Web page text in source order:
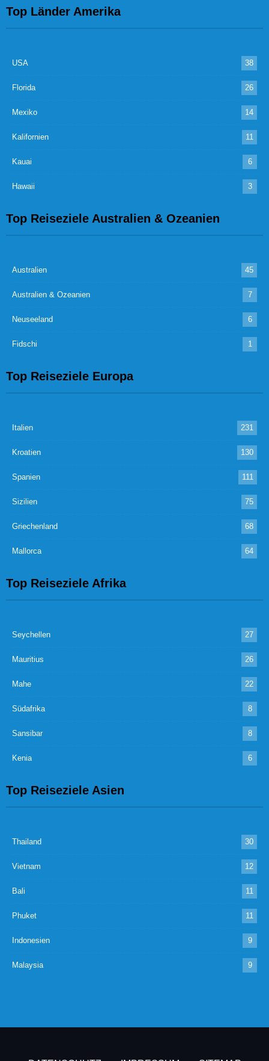
Top Länder Amerika
USA 38
Florida 26
Mexiko 14
Kalifornien 11
Kauai 6
Hawaii 3
Top Reiseziele Australien & Ozeanien
Australien 45
Australien & Ozeanien 7
Neuseeland 6
Fidschi 1
Top Reiseziele Europa
Italien 231
Kroatien 130
Spanien 111
Sizilien 75
Griechenland 68
Mallorca 64
Top Reiseziele Afrika
Seychellen 27
Mauritius 26
Mahe 22
Südafrika 8
Sansibar 8
Kenia 6
Top Reiseziele Asien
Thailand 30
Vietnam 12
Bali 11
Phuket 11
Indonesien 9
Malaysia 9